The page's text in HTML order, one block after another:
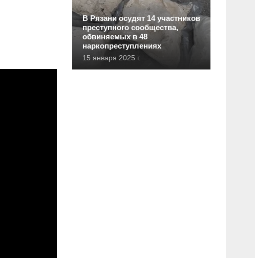
В Рязани осудят 14 участников
преступного сообщества,
обвиняемых в 48
наркопреступлениях
15 января 2025 г.